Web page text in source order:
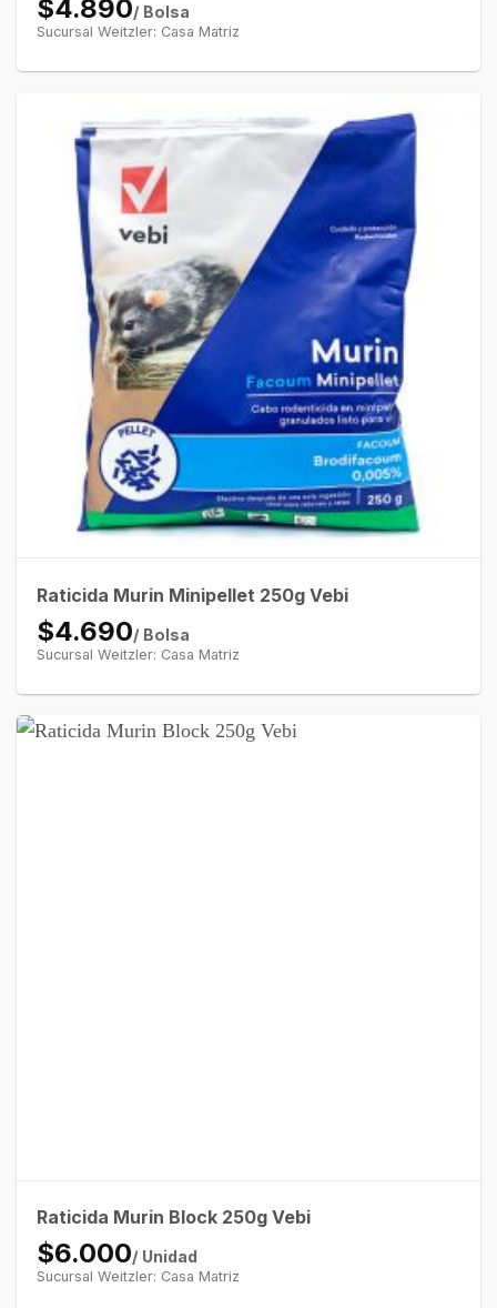
$4.890/ Bolsa
Sucursal Weitzler: Casa Matriz
Raticida Murin Minipellet 250g Vebi
$4.690/ Bolsa
Sucursal Weitzler: Casa Matriz
Raticida Murin Block 250g Vebi
$6.000/ Unidad
Sucursal Weitzler: Casa Matriz